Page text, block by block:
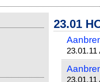
23.01